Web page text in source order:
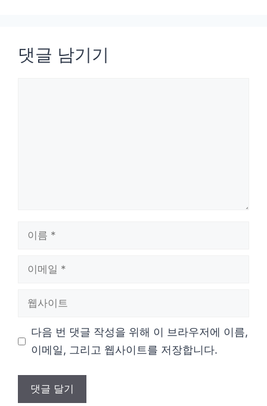
댓글 남기기
다음 번 댓글 작성을 위해 이 브라우저에 이름,
이메일, 그리고 웹사이트를 저장합니다.